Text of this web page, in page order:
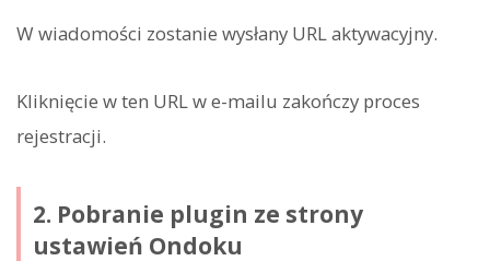
W wiadomości zostanie wysłany URL aktywacyjny.
Kliknięcie w ten URL w e-mailu zakończy proces
rejestracji.
2. Pobranie plugin ze strony
ustawień Ondoku